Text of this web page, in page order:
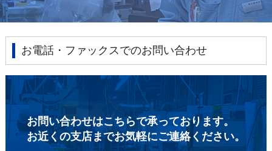
お電話・ファックスでのお問い合わせ
お問い合わせはこちらで承っております。
お近くの支店までお気軽にご連絡ください。